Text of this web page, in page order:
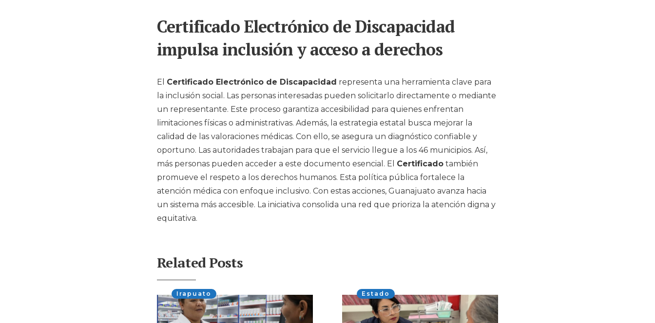
Certificado Electrónico de Discapacidad
impulsa inclusión y acceso a derechos
El Certificado Electrónico de Discapacidad representa una herramienta clave para
la inclusión social. Las personas interesadas pueden solicitarlo directamente o mediante
un representante. Este proceso garantiza accesibilidad para quienes enfrentan
limitaciones físicas o administrativas. Además, la estrategia estatal busca mejorar la
calidad de las valoraciones médicas. Con ello, se asegura un diagnóstico confiable y
oportuno. Las autoridades trabajan para que el servicio llegue a los 46 municipios. Así,
más personas pueden acceder a este documento esencial. El Certificado también
promueve el respeto a los derechos humanos. Esta política pública fortalece la
atención médica con enfoque inclusivo. Con estas acciones, Guanajuato avanza hacia
un sistema más accesible. La iniciativa consolida una red que prioriza la atención digna y
equitativa.
Related Posts
Irapuato Estado